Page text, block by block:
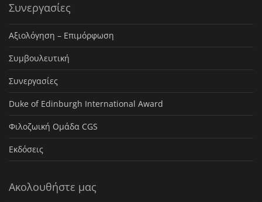
Συνεργασίες
Αξιολόγηση – Επιμόρφωση
Συμβουλευτική
Συνεργασίες
Duke of Edinburgh International Award
Φιλοζωική Ομάδα CGS
Εκδόσεις
Ακολουθήστε μας